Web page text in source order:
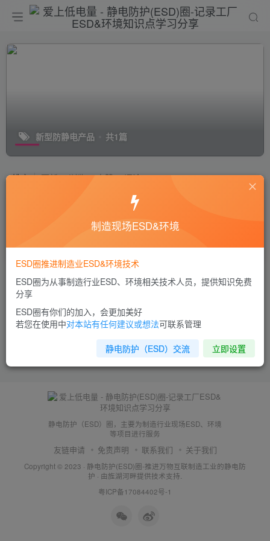
新型防静电产品 共1篇
排序 更新 浏览 点赞 评论
ESD新型材料：什么是生物防静电材
ESD产品
6年前 8931
静电防护（ESD）圈，主要为制造行业现场ESD、环境
等项目进行服务
友链申请 免责声明 联系我们 关于我们
Copyright © 2023 · 静电防护(ESD)圈-推进万物互联制造工业的静电防
护 · 由旌湖河畔提供技术支持.
粤ICP备17084402号-1
制造现场ESD&环境
ESD圈推进制造业ESD&环境技术
ESD圈为从事制造行业ESD、环境相关技术人员，提供知识免费
分享
ESD圈有你们的加入，会更加美好
若您在使用中对本站有任何建议或想法可联系管理
静电防护（ESD）交流 立即设置